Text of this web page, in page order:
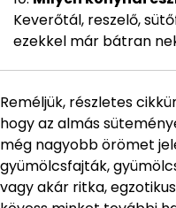
Keverőtál, reszelő,
ezekkel már bátran
Reméljük, részletes
hogy az almás
még nagyobb örömet
gyümölcsfajták,
vagy akár ritka,